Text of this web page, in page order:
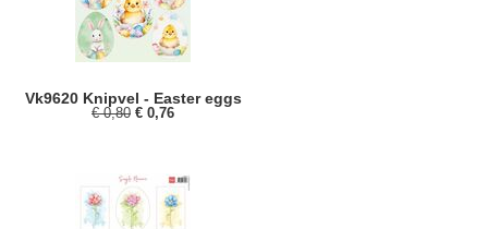
Vk9620 Knipvel - Easter eggs
€ 0,80 € 0,76